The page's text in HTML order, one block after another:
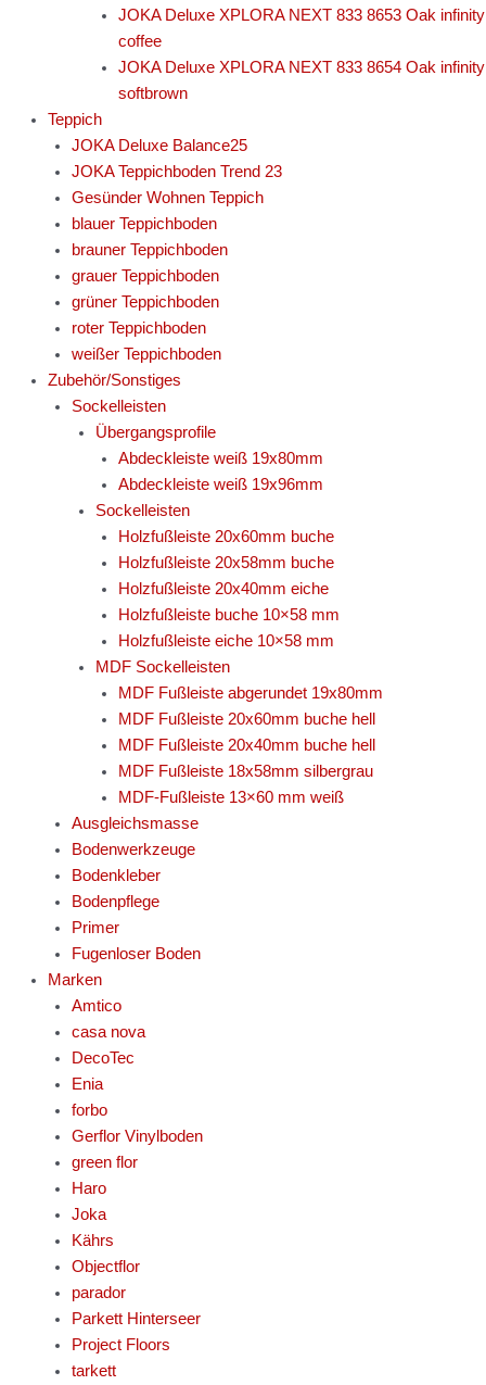
JOKA Deluxe XPLORA NEXT 833 8653 Oak infinity
coffee
JOKA Deluxe XPLORA NEXT 833 8654 Oak infinity
softbrown
Teppich
JOKA Deluxe Balance25
JOKA Teppichboden Trend 23
Gesünder Wohnen Teppich
blauer Teppichboden
brauner Teppichboden
grauer Teppichboden
grüner Teppichboden
roter Teppichboden
weißer Teppichboden
Zubehör/Sonstiges
Sockelleisten
Übergangsprofile
Abdeckleiste weiß 19x80mm
Abdeckleiste weiß 19x96mm
Sockelleisten
Holzfußleiste 20x60mm buche
Holzfußleiste 20x58mm buche
Holzfußleiste 20x40mm eiche
Holzfußleiste buche 10×58 mm
Holzfußleiste eiche 10×58 mm
MDF Sockelleisten
MDF Fußleiste abgerundet 19x80mm
MDF Fußleiste 20x60mm buche hell
MDF Fußleiste 20x40mm buche hell
MDF Fußleiste 18x58mm silbergrau
MDF-Fußleiste 13×60 mm weiß
Ausgleichsmasse
Bodenwerkzeuge
Bodenkleber
Bodenpflege
Primer
Fugenloser Boden
Marken
Amtico
casa nova
DecoTec
Enia
forbo
Gerflor Vinylboden
green flor
Haro
Joka
Kährs
Objectflor
parador
Parkett Hinterseer
Project Floors
tarkett